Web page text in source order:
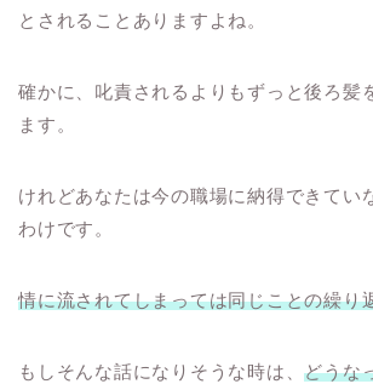
とされることありますよね。
確かに、叱責されるよりもずっと後ろ髪
ます。
けれどあなたは今の職場に納得できてい
わけです。
情に流されてしまっては同じことの繰り
もしそんな話になりそうな時は、どうな